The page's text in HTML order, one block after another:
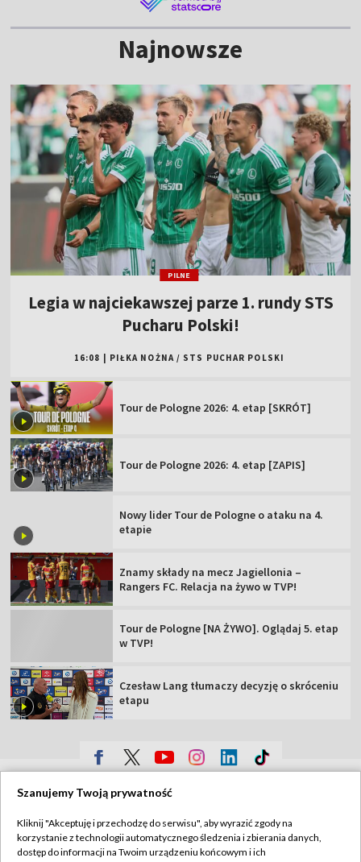
Najnowsze
PILNE
Legia w najciekawszej parze 1. rundy STS
Pucharu Polski!
16:08 PIŁKA NOŻNA / STS PUCHAR POLSKI
Tour de Pologne 2026: 4. etap [SKRÓT]
Tour de Pologne 2026: 4. etap [ZAPIS]
Nowy lider Tour de Pologne o ataku na 4.
etapie
Znamy składy na mecz Jagiellonia –
Rangers FC. Relacja na żywo w TVP!
Tour de Pologne [NA ŻYWO]. Oglądaj 5. etap
w TVP!
Czesław Lang tłumaczy decyzję o skróceniu
etapu
Sklep TVP
Polityka prywatności
Szanujemy Twoją prywatność
Kliknij "Akceptuję i przechodzę do serwisu", aby wyrazić zgody na
korzystanie z technologii automatycznego śledzenia i zbierania danych,
dostęp do informacji na Twoim urządzeniu końcowym i ich